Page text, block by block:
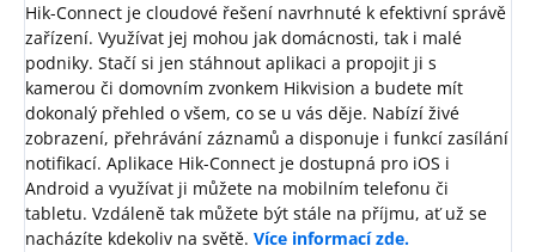
Hik-Connect je cloudové řešení navrhnuté k efektivní správě
zařízení. Využívat jej mohou jak domácnosti, tak i malé
podniky. Stačí si jen stáhnout aplikaci a propojit ji s
kamerou či domovním zvonkem Hikvision a budete mít
dokonalý přehled o všem, co se u vás děje. Nabízí živé
zobrazení, přehrávání záznamů a disponuje i funkcí zasílání
notifikací. Aplikace Hik-Connect je dostupná pro iOS i
Android a využívat ji můžete na mobilním telefonu či
tabletu. Vzdáleně tak můžete být stále na příjmu, ať už se
nacházíte kdekoliv na světě. Více informací zde.